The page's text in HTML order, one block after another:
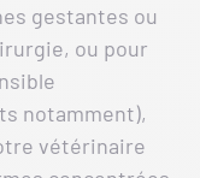
gestantes ou
ou pour
notamment),
vétérinaire